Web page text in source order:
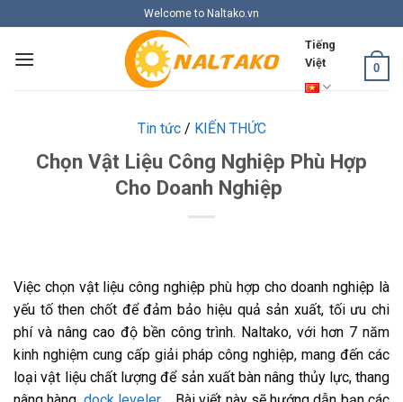
to
content
Welcome to Naltako.vn
Tiếng
Việt
0
Tin tức/ KIẾN THỨC
Chọn Vật Liệu Công Nghiệp Phù Hợp
Cho Doanh Nghiệp
Việc chọn vật liệu công nghiệp phù hợp cho doanh nghiệp là
yếu tố then chốt để đảm bảo hiệu quả sản xuất, tối ưu chi
phí và nâng cao độ bền công trình. Naltako, với hơn 7 năm
kinh nghiệm cung cấp giải pháp công nghiệp, mang đến các
loại vật liệu chất lượng để sản xuất bàn nâng thủy lực, thang